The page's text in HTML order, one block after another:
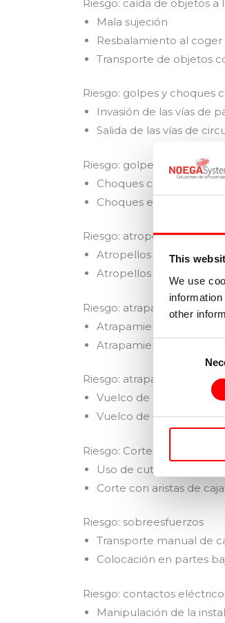
This
We use
other
Riesgo: caída de objetos a
Mala sujeción
Resbalamiento al
Transporte de objetos
Riesgo: golpes y choques
Invasión de las vías de
Salida de las vías de
Riesgo: golpes y choques
Choques con traspaletas
Choques entre vehículos
Riesgo: atropellos golpes
Atropellos por
Atropellos por carretillas
Riesgo: atrapamiento
Atrapamiento de pies
Atrapamiento con
Riesgo: atrapamiento por
Vuelco de carretilla
Vuelco de carretilla
Riesgo: Cortes con objetos
Uso de cutter, navajas y
Corte con aristas de caja
Riesgo: sobreesfuerzos
Transporte manual de
Colocación en partes
Riesgo: contactos
Manipulación de la